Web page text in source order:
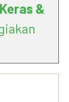
Keras &